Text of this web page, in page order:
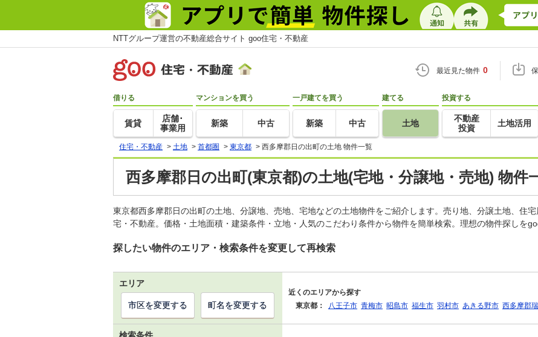
NTTグループ運営の不動産総合サイト goo住宅・不動産
最近見た物件 0
借りる
賃貸
店舗･
事業用
マンションを買う
新築 中古
一戸建てを買う
新築 中古
建てる
土地
投資する
不動産
投資
土地活用
住宅・不動産 > 土地 > 首都圏 > 東京都 > 西多摩郡日の出町の土地 物件一覧
西多摩郡日の出町(東京都)の土地(宅地・分譲地・売地) 物件
東京都西多摩郡日の出町の土地、分譲地、売地、宅地などの土地物件をご紹介します。売り地、分譲土地、住
宅・不動産。価格・土地面積・建築条件・立地・人気のこだわり条件から物件を簡単検索。理想の物件探しを
探したい物件のエリア・検索条件を変更して再検索
エリア
近くのエリアから探す
東京都：
八王子市 青梅市 昭島市 福生市 羽村市 あきる野市 西多摩郡
市区を変更する 町名を変更する